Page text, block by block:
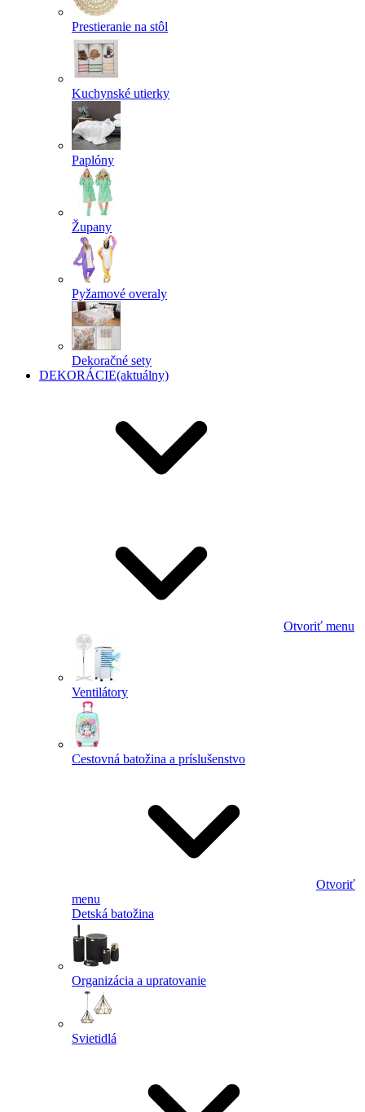
Prestieranie na stôl
Kuchynské utierky
Paplóny
Župany
Pyžamové overaly
Dekoračné sety
DEKORÁCIE(aktuálny)
Otvoriť menu
Ventilátory
Cestovná batožina a príslušenstvo
Otvoriť
menu
Detská batožina
Organizácia a upratovanie
Svietidlá